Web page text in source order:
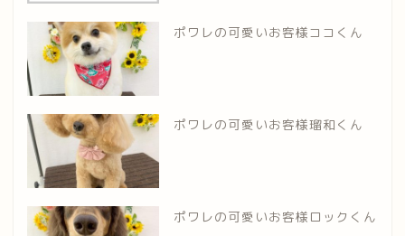
ポワレの可愛いお客様ココくん
ポワレの可愛いお客様瑠和くん
ポワレの可愛いお客様ロックくん